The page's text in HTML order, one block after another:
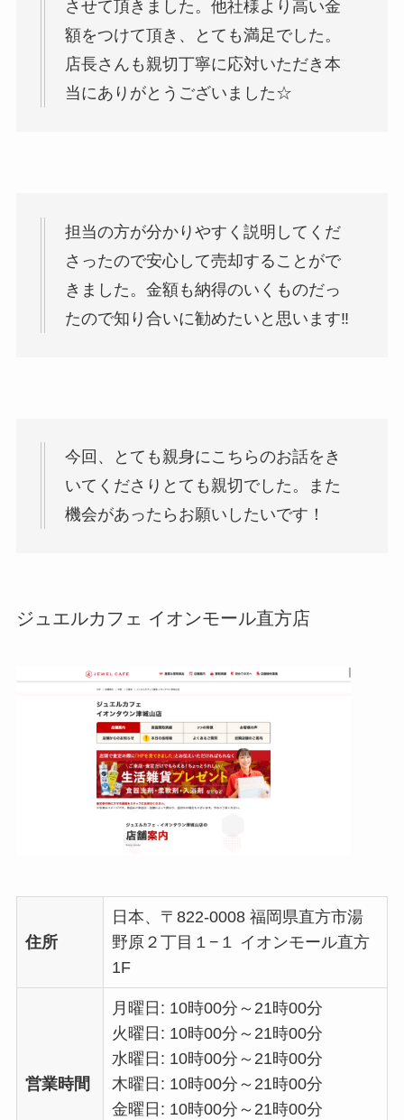
させて頂きました。他社様より高い金
額をつけて頂き、とても満足でした。
店長さんも親切丁寧に応対いただき本
当にありがとうございました☆
担当の方が分かりやすく説明してくだ
さったので安心して売却することがで
きました。金額も納得のいくものだっ
たので知り合いに勧めたいと思います‼
今回、とても親身にこちらのお話をき
いてくださりとても親切でした。また
機会があったらお願いしたいです！
ジュエルカフェ イオンモール直方店
住所
日本、〒822-0008 福岡県直方市湯
野原２丁目１−１ イオンモール直方
1F
営業時間
月曜日: 10時00分～21時00分
火曜日: 10時00分～21時00分
水曜日: 10時00分～21時00分
木曜日: 10時00分～21時00分
金曜日: 10時00分～21時00分